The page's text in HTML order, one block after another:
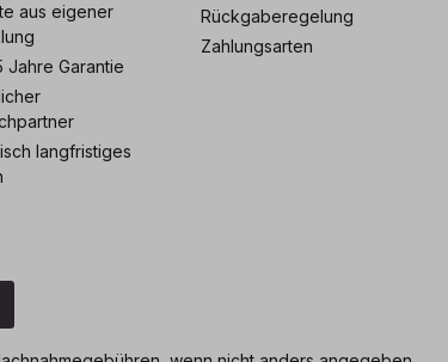
aus eigener
Jahre Garantie
langfristiges
Rückgaberegelung
Zahlungsarten